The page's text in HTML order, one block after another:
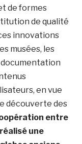
de formes
de qualité
innovations
musées, les
en vue
découverte des
entre
une